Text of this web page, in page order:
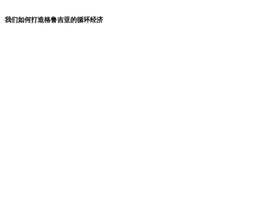
我们如何打造格鲁吉亚的循环经济